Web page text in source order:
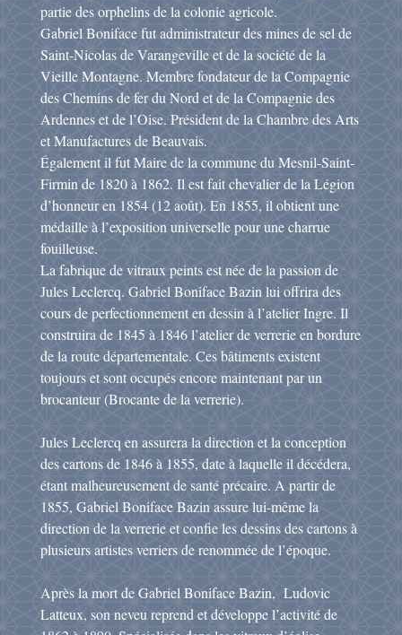
partie des orphelins de la colonie agricole.
Gabriel Boniface fut administrateur des mines de sel de
Saint-Nicolas de Varangeville et de la société de la
Vieille Montagne. Membre fondateur de la Compagnie
des Chemins de fer du Nord et de la Compagnie des
Ardennes et de l’Oise. Président de la Chambre des Arts
et Manufactures de Beauvais.
Également il fut Maire de la commune du Mesnil-Saint-
Firmin de 1820 à 1862. Il est fait chevalier de la Légion
d’honneur en 1854 (12 août). En 1855, il obtient une
médaille à l’exposition universelle pour une charrue
fouilleuse.
La fabrique de vitraux peints est née de la passion de
Jules Leclercq. Gabriel Boniface Bazin lui offrira des
cours de perfectionnement en dessin à l’atelier Ingre. Il
construira de 1845 à 1846 l’atelier de verrerie en bordure
de la route départementale. Ces bâtiments existent
toujours et sont occupés encore maintenant par un
brocanteur (Brocante de la verrerie).
Jules Leclercq en assurera la direction et la conception
des cartons de 1846 à 1855, date à laquelle il décédera,
étant malheureusement de santé précaire. A partir de
1855, Gabriel Boniface Bazin assure lui-même la
direction de la verrerie et confie les dessins des cartons à
plusieurs artistes verriers de renommée de l’époque.
Après la mort de Gabriel Boniface Bazin, Ludovic
Latteux, son neveu reprend et développe l’activité de